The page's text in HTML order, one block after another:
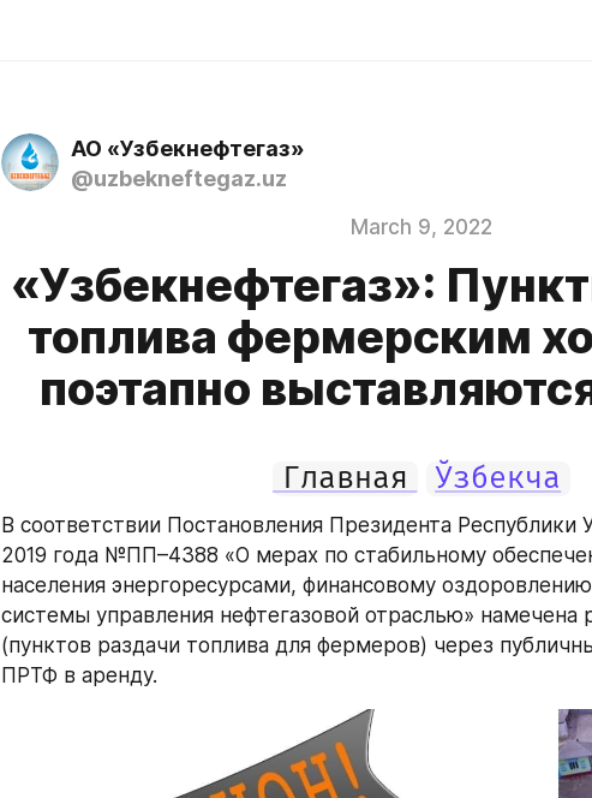
АО «Узбекнефтегаз»
@uzbekneftegaz.uz
March 9, 2022
«Узбекнефтегаз»:
топлива фермерским
поэтапно
Главная Ўзбекча
В соответствии Постановления Президента Республики
2019 года №ПП–4388 «О мерах по стабильному
населения энергоресурсами, финансовому
системы управления нефтегазовой отраслью»
(пунктов раздачи топлива для фермеров) через
ПРТФ в аренду.